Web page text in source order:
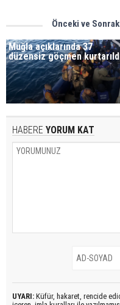
Önceki ve
Muğla açıklarında 37
düzensiz göçmen
HABERE YORUM KAT
UYARI: Küfür, hakaret, rencide